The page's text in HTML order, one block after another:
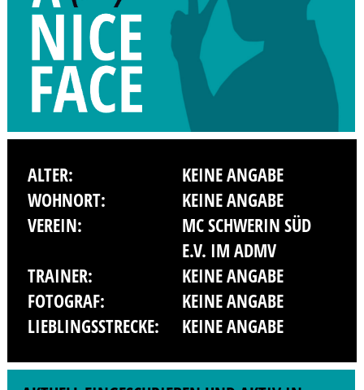
ALTER:
KEINE ANGABE
WOHNORT:
KEINE ANGABE
VEREIN:
MC SCHWERIN SÜD
E.V. IM ADMV
TRAINER:
KEINE ANGABE
FOTOGRAF:
KEINE ANGABE
LIEBLINGSSTRECKE:
KEINE ANGABE